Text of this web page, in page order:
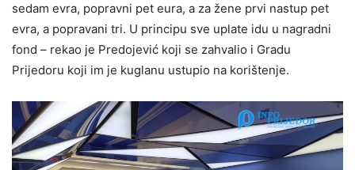
sedam evra, popravni pet eura, a za žene prvi nastup pet
evra, a popravani tri. U principu sve uplate idu u nagradni
fond – rekao je Predojević koji se zahvalio i Gradu
Prijedoru koji im je kuglanu ustupio na korištenje.